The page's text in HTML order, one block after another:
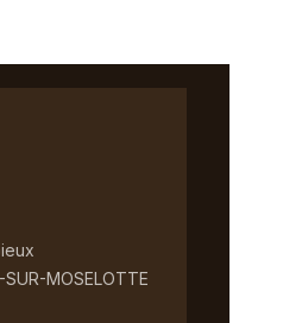
MOSELOTTE